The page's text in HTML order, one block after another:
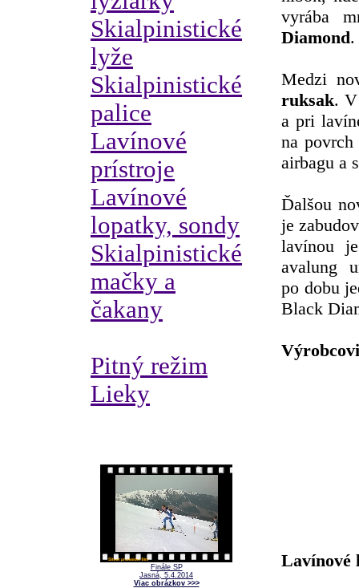
Skialpinistické
lyže
Skialpinistické
palice
Lavínové
prístroje
Lavínové
lopatky, sondy
Skialpinistické
mačky a
čakany
Pitný režim
Lieky
Finále SP
Jasná, 5.4.2014
Viac obrázkov >>>
vyrába
Diamond.
Medzi
ruksak. V
a pri
na
airbagu a
Ďalšou
je
lavínou
avalung
po dobu
Black
Lavínové